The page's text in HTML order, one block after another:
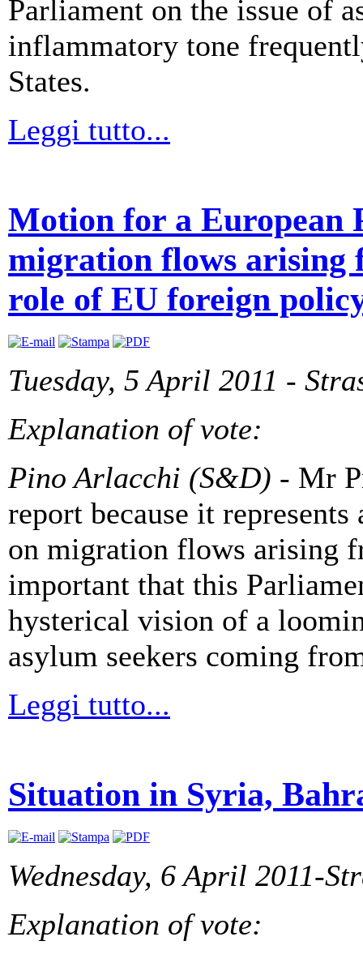
Parliament on the issue of
inflammatory tone
States.
Leggi tutto...
Motion for a European
migration flows arising
role of EU foreign
Tuesday, 5 April 2011 -
Explanation of vote:
Pino Arlacchi (S&D) - Mr
report because it
on migration flows arising
important that this
hysterical vision of a
asylum seekers coming
Leggi tutto...
Situation in Syria,
Wednesday, 6 April 2011-
Explanation of vote: